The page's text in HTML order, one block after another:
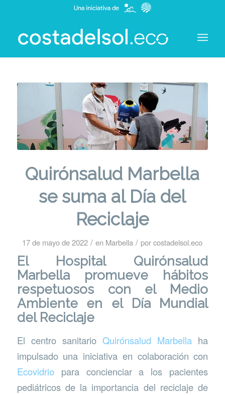
Quirónsalud Marbella
se suma al Día del
Reciclaje
17 de mayo de 2022 / en Marbella / porcostadelsol.eco
El Hospital Quirónsalud
Marbella promueve hábitos
respetuosos con el Medio
Ambiente en el Día Mundial
del Reciclaje
El centro sanitarioQuirónsalud Marbella ha
impulsado una iniciativa en colaboración con
Ecovidriopara concienciar a los pacientes
pediátricos de la importancia del reciclaje de